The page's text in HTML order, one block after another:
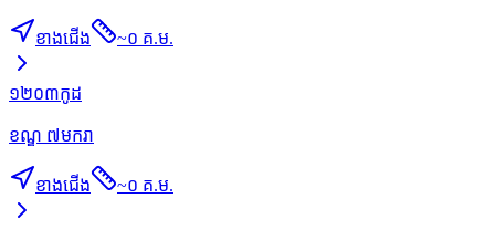
ខាងជើង ~០ គ.ម.
១២០៣កូដ
ខណ្ឌ ៧មករា
ខាងជើង ~០ គ.ម.